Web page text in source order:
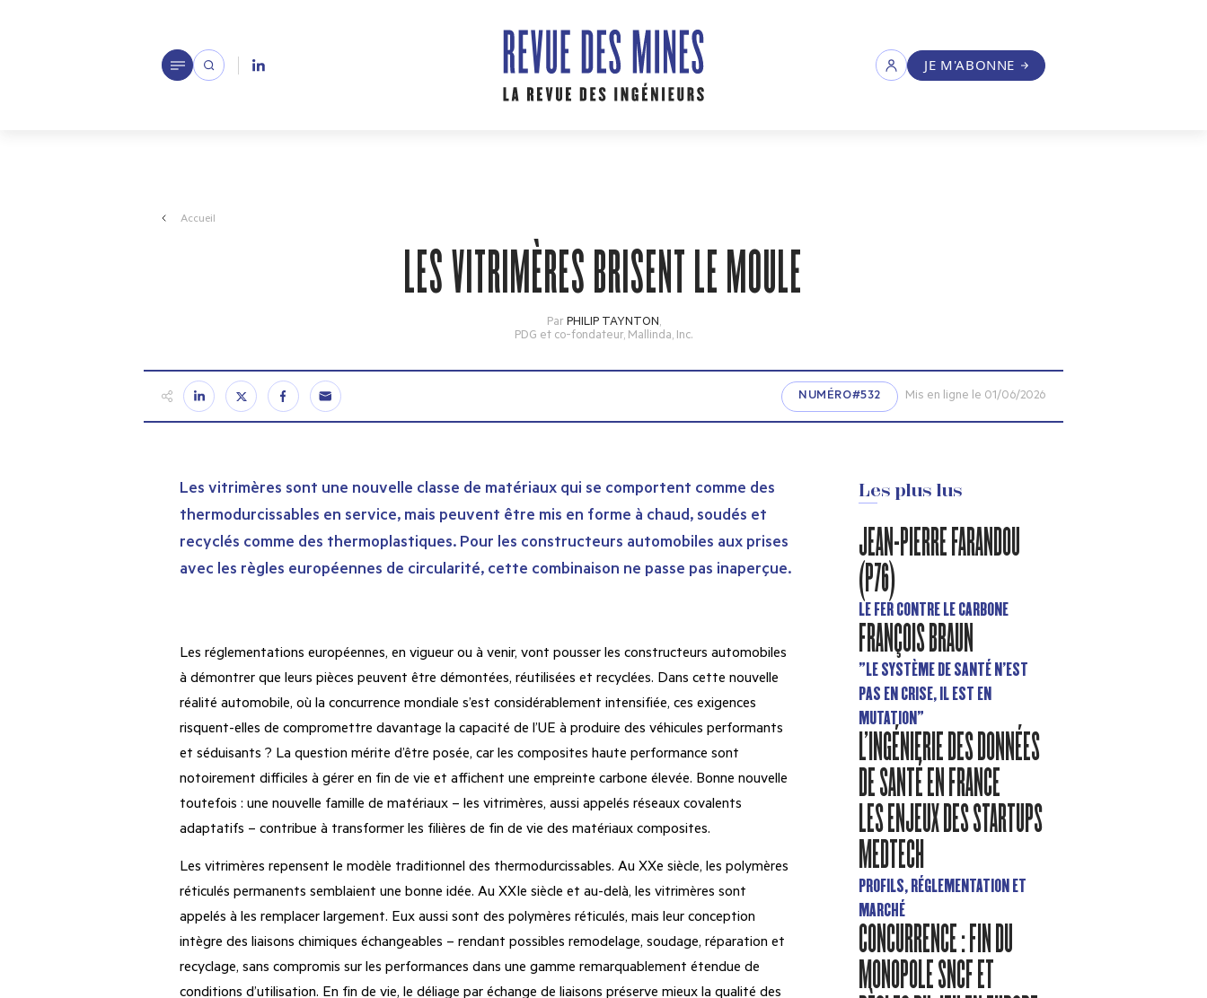
JE M'ABONNE
Accueil
LES VITRIMÈRES BRISENT LE MOULE
Par PHILIP TAYNTON,
PDG et co-fondateur, Mallinda, Inc.
NUMÉRO#532 Mis en ligne le 01/06/2026
Les vitrimères sont une nouvelle classe de matériaux qui se comportent comme des
thermodurcissables en service, mais peuvent être mis en forme à chaud, soudés et
recyclés comme des thermoplastiques. Pour les constructeurs automobiles aux prises
avec les règles européennes de circularité, cette combinaison ne passe pas inaperçue.
Les réglementations européennes, en vigueur ou à venir, vont pousser les constructeurs automobiles
à démontrer que leurs pièces peuvent être démontées, réutilisées et recyclées. Dans cette nouvelle
réalité automobile, où la concurrence mondiale s’est considérablement intensifiée, ces exigences
risquent-elles de compromettre davantage la capacité de l’UE à produire des véhicules performants
et séduisants ? La question mérite d’être posée, car les composites haute performance sont
notoirement difficiles à gérer en fin de vie et affichent une empreinte carbone élevée. Bonne nouvelle
toutefois : une nouvelle famille de matériaux – les vitrimères, aussi appelés réseaux covalents
adaptatifs – contribue à transformer les filières de fin de vie des matériaux composites.
Les vitrimères repensent le modèle traditionnel des thermodurcissables. Au XXe siècle, les polymères
réticulés permanents semblaient une bonne idée. Au XXIe siècle et au-delà, les vitrimères sont
appelés à les remplacer largement. Eux aussi sont des polymères réticulés, mais leur conception
intègre des liaisons chimiques échangeables – rendant possibles remodelage, soudage, réparation et
recyclage, sans compromis sur les performances dans une gamme remarquablement étendue de
conditions d’utilisation. En fin de vie, le déliage par échange de liaisons préserve mieux la qualité des
Les plus lus
JEAN-PIERRE FARANDOU
(P76)
LE FER CONTRE LE CARBONE
FRANÇOIS BRAUN
"LE SYSTÈME DE SANTÉ N’EST
PAS EN CRISE, IL EST EN
MUTATION"
L'INGÉNIERIE DES DONNÉES
DE SANTÉ EN FRANCE
LES ENJEUX DES STARTUPS
MEDTECH
PROFILS, RÉGLEMENTATION ET
MARCHÉ
CONCURRENCE : FIN DU
MONOPOLE SNCF ET